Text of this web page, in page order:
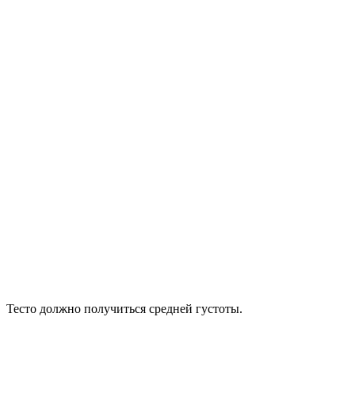
Тесто должно получиться средней густоты.